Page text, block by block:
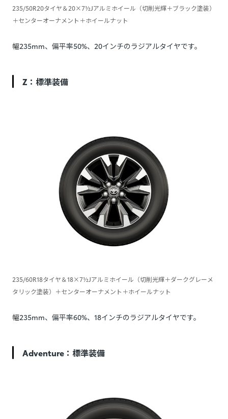
235/50R20タイヤ＆20×7½Jアルミホイール（切削光輝＋ブラック塗装）
＋センターオーナメント＋ホイールナット
幅235mm、偏平率50%、20インチのラジアルタイヤです。
Z：標準装備
235/60R18タイヤ＆18×7½Jアルミホイール（切削光輝＋ダークグレーメ
タリック塗装）＋センターオーナメント＋ホイールナット
幅235mm、偏平率60%、18インチのラジアルタイヤです。
Adventure：標準装備